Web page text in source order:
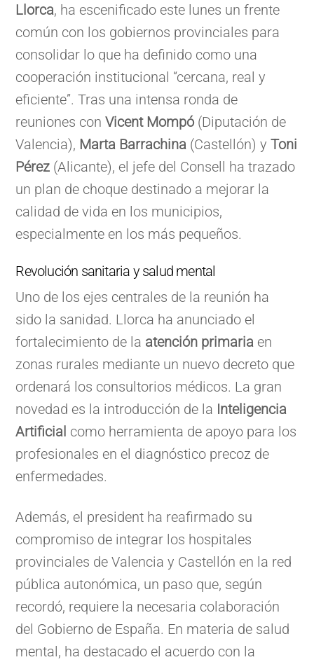
Llorca, ha escenificado este lunes un frente
común con los gobiernos provinciales para
consolidar lo que ha definido como una
cooperación institucional “cercana, real y
eficiente”. Tras una intensa ronda de
reuniones conVicent Mompó (Diputación de
Valencia), Marta Barrachina (Castellón) yToni
Pérez (Alicante), el jefe del Consell ha trazado
un plan de choque destinado a mejorar la
calidad de vida en los municipios,
especialmente en los más pequeños.
Revolución sanitaria y salud mental
Uno de los ejes centrales de la reunión ha
sido la sanidad. Llorca ha anunciado el
fortalecimiento de la atención primaria en
zonas rurales mediante un nuevo decreto que
ordenará los consultorios médicos. La gran
novedad es la introducción de la Inteligencia
Artificial como herramienta de apoyo para los
profesionales en el diagnóstico precoz de
enfermedades.
Además, el president ha reafirmado su
compromiso de integrar los hospitales
provinciales de Valencia y Castellón en la red
pública autonómica, un paso que, según
recordó, requiere la necesaria colaboración
del Gobierno de España. En materia de salud
mental, ha destacado el acuerdo con la